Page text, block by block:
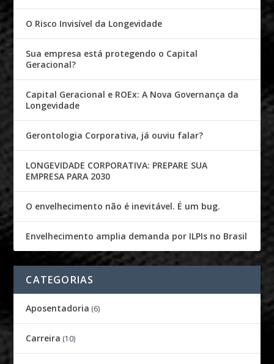
O Risco Invisível da Longevidade
Sua empresa está protegendo o Capital
Geracional?
Capital Geracional e ROEx: A Nova Governança da
Longevidade
Gerontologia Corporativa, já ouviu falar?
LONGEVIDADE CORPORATIVA: PREPARE SUA
EMPRESA PARA 2030
O envelhecimento não é inevitável. É um bug.
Envelhecimento amplia demanda por ILPIs no Brasil
CATEGORIAS
Aposentadoria (6)
Carreira (10)